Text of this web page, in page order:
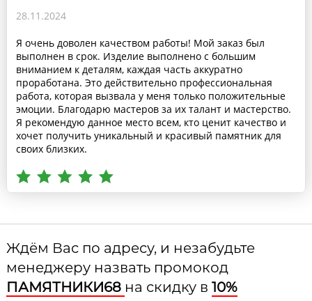
28.11.2024
Я очень доволен качеством работы! Мой заказ был
выполнен в срок. Изделие выполнено с большим
вниманием к деталям, каждая часть аккуратно
проработана. Это действительно профессиональная
работа, которая вызвала у меня только положительные
эмоции. Благодарю мастеров за их талант и мастерство.
Я рекомендую данное место всем, кто ценит качество и
хочет получить уникальный и красивый памятник для
своих близких.
Ждём Вас по адресу, и незабудьте
менеджеру назвать промокод
ПАМЯТНИКИ68 на скидку в 10%